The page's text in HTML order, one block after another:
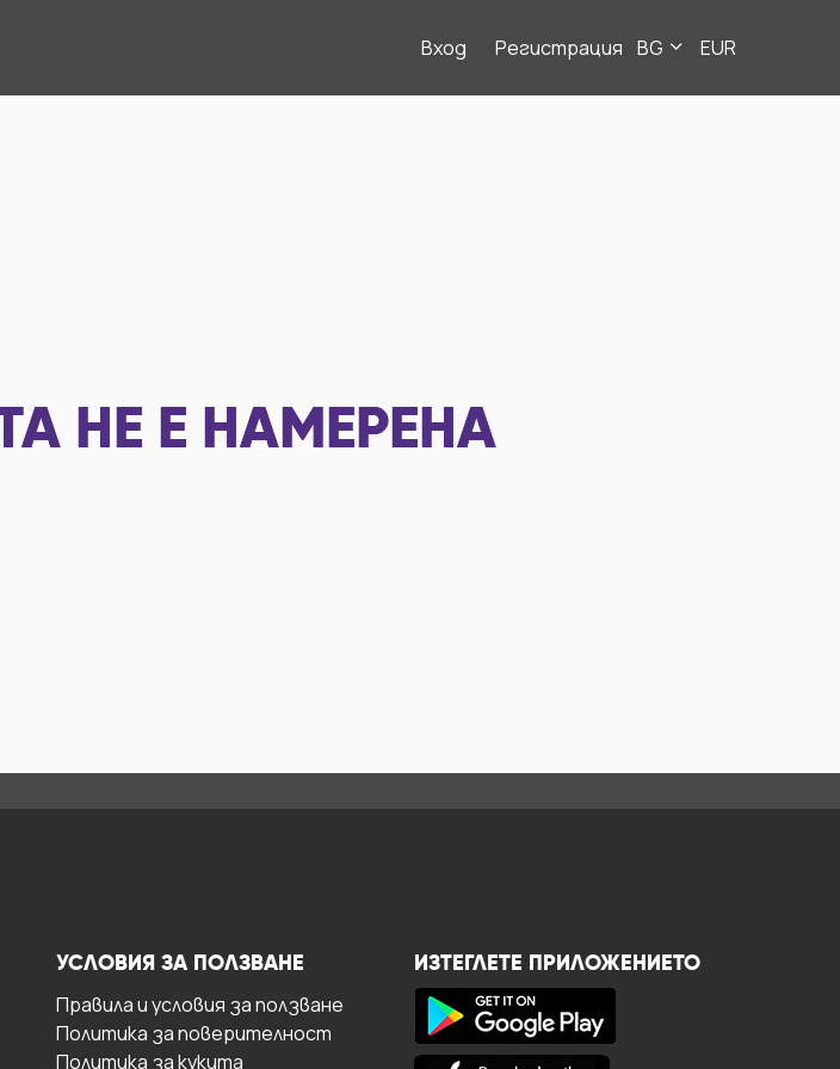
Вход Регистрация BG EUR
НЕ Е НАМЕРЕНА
УСЛОВИЯ ЗА ПОЛЗВАНЕ
Правила и условия за ползване
Политика за поверителност
Политика за кукита
ИЗТЕГЛЕТЕ ПРИЛОЖЕНИЕТО